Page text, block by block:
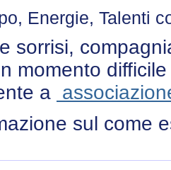
Energie, Talenti
sorrisi,
momento
a
sul come